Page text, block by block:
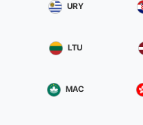
URY
LTU
MAC